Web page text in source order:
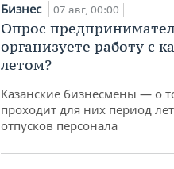
Бизнес 07 авг, 00:00
Опрос
организуете работу с
летом?
Казанские бизнесмены — о
проходит для них период
отпусков персонала